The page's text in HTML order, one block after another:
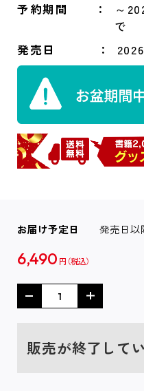
予約期間
～
で
発売日
お届け予定日 発売日以
6,490 円
販売が終了して